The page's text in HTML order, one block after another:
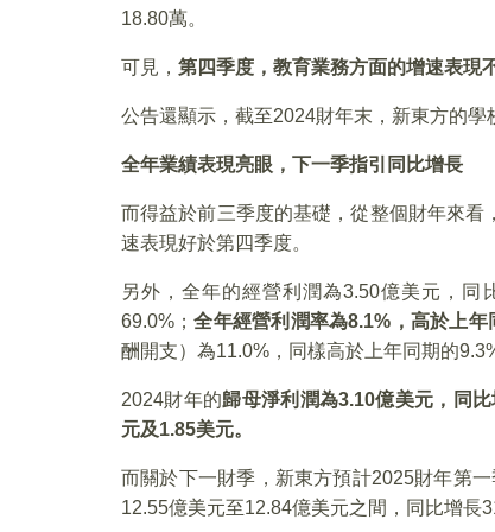
18.80萬。
可見， 第四季度，教育業務方面的增速表現
公告還顯示，截至2024財年末，新東方的學
全年業績表現亮眼，下一季指引同比增長
而得益於前三季度的基礎，從整個財年來
速表現好於第四季度。
另外，全年的經營利潤為3.50億美元，同
69.0%； 全年經營利潤率為8.1%， 高於上年
酬開支）為11.0%，同樣高於上年同期的
2024財年的歸母淨利潤為3.10億美元，同
元及1.85美元。
而關於下一財季，新東方預計2025財年第
12.55億美元至12.84億美元之間，同比增長